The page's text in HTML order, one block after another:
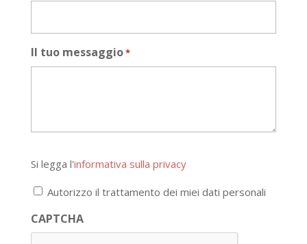
Il tuo messaggio*
legga
l'informativa
privacy
*
Si legga l'informativa sulla privacy
Autorizzo il trattamento dei miei dati personali
CAPTCHA